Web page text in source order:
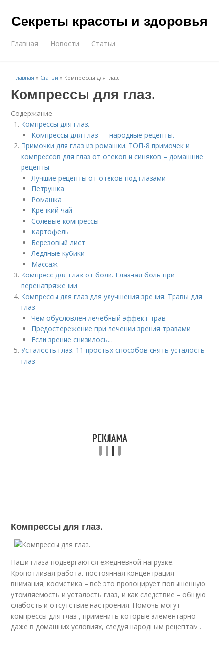
Секреты красоты и здоровья
Главная Новости Статьи
Главная » Статьи » Компрессы для глаз.
Компрессы для глаз.
Содержание
Компрессы для глаз.
Компрессы для глаз — народные рецепты.
Примочки для глаз из ромашки. ТОП-8 примочек и
компрессов для глаз от отеков и синяков – домашние
рецепты
Лучшие рецепты от отеков под глазами
Петрушка
Ромашка
Крепкий чай
Солевые компрессы
Картофель
Березовый лист
Ледяные кубики
Массаж
Компресс для глаз от боли. Глазная боль при
перенапряжении
Компрессы для глаз для улучшения зрения. Травы для
глаз
Чем обусловлен лечебный эффект трав
Предостережение при лечении зрения травами
Если зрение снизилось…
Усталость глаз. 11 простых способов снять усталость
глаз
Компрессы для глаз.
Наши глаза подвергаются ежедневной нагрузке.
Кропотливая работа, постоянная концентрация
внимания, косметика – всё это провоцирует повышенную
утомляемость и усталость глаз, и как следствие – общую
слабость и отсутствие настроения. Помочь могут
компрессы для глаз , применить которые элементарно
даже в домашних условиях, следуя народным рецептам .